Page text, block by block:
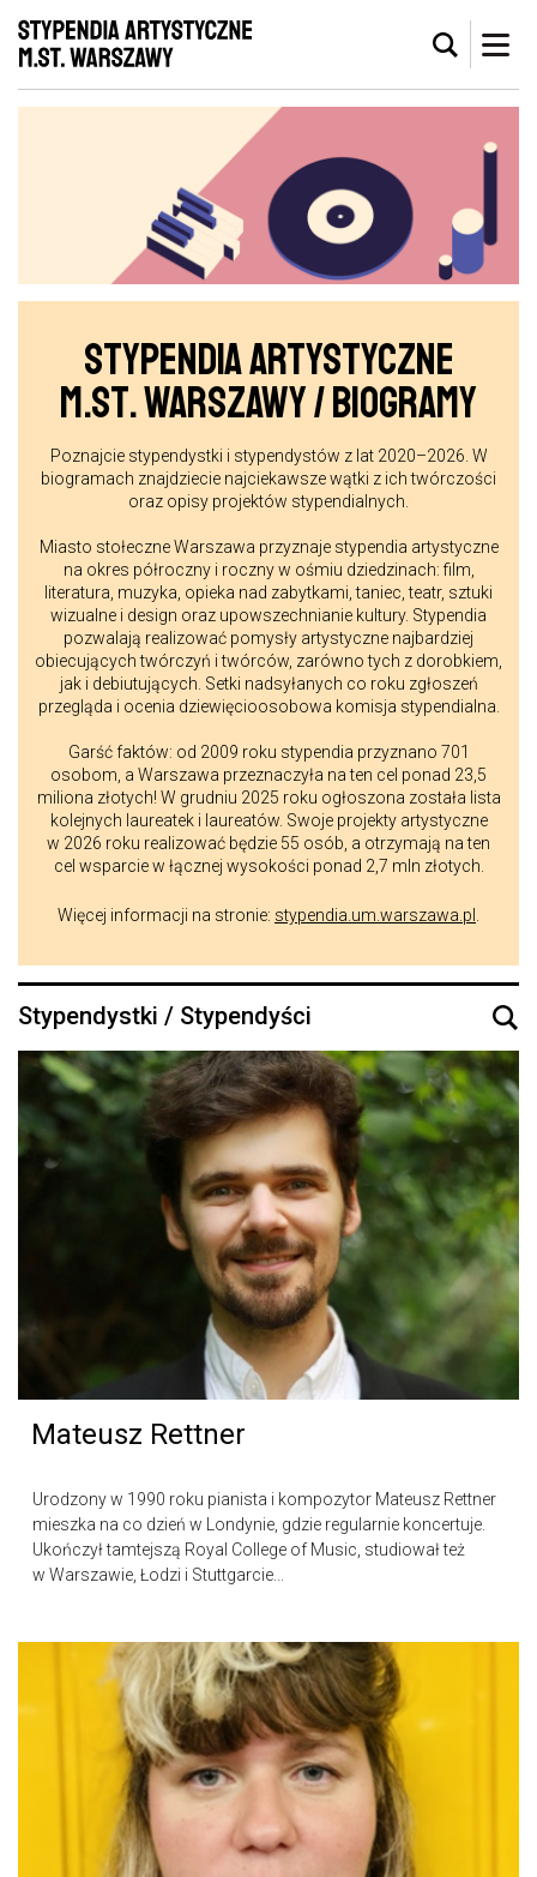
STYPENDIA ARTYSTYCZNE
M.ST. WARSZAWY / BIOGRAMY
Poznajcie stypendystki i stypendystów z lat 2020–2026. W
biogramach znajdziecie najciekawsze wątki z ich twórczości
oraz opisy projektów stypendialnych.
Miasto stołeczne Warszawa przyznaje stypendia artystyczne
na okres półroczny i roczny w ośmiu dziedzinach: film,
literatura, muzyka, opieka nad zabytkami, taniec, teatr, sztuki
wizualne i design oraz upowszechnianie kultury. Stypendia
pozwalają realizować pomysły artystyczne najbardziej
obiecujących twórczyń i twórców, zarówno tych z dorobkiem,
jak i debiutujących. Setki nadsyłanych co roku zgłoszeń
przegląda i ocenia dziewięcioosobowa komisja stypendialna.
Garść faktów: od 2009 roku stypendia przyznano 701
osobom, a Warszawa przeznaczyła na ten cel ponad 23,5
miliona złotych! W grudniu 2025 roku ogłoszona została lista
kolejnych laureatek i laureatów. Swoje projekty artystyczne
w 2026 roku realizować będzie 55 osób, a otrzymają na ten
cel wsparcie w łącznej wysokości ponad 2,7 mln złotych.
Więcej informacji na stronie: stypendia.um.warszawa.pl .
Stypendystki / Stypendyści
Mateusz Rettner
Urodzony w 1990 roku pianista i kompozytor Mateusz Rettner
mieszka na co dzień w Londynie, gdzie regularnie koncertuje.
Ukończył tamtejszą Royal College of Music, studiował też
w Warszawie, Łodzi i Stuttgarcie...